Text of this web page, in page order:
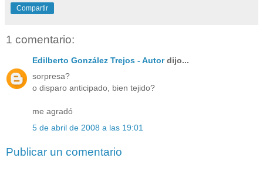
Compartir
1 comentario:
Edilberto González Trejos - Autordijo...
sorpresa?
o disparo anticipado, bien tejido?
me agradó
5 de abril de 2008 a las 19:01
Publicar un comentario